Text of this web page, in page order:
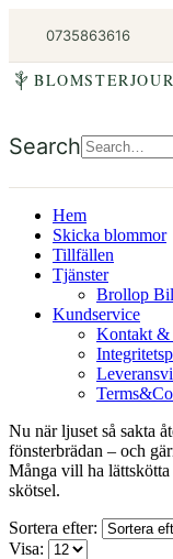
0735863616
Search
Hem
Skicka blommor
Tillfällen
Tjänster
Brollop
Kundservice
Kontakt &
Nu när ljuset så sakta
fönsterbrädan – och
Många vill ha
skötsel.
Sortera efter:
Visa: